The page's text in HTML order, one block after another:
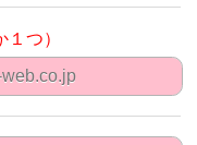
１つ）